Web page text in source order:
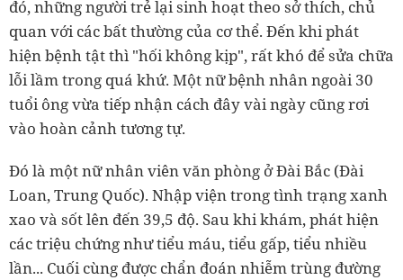
đó, những người trẻ lại sinh hoạt theo sở thích, chủ
quan với các bất thường của cơ thể. Đến khi phát
hiện bệnh tật thì "hối không kịp", rất khó để sửa chữa
lỗi lầm trong quá khứ. Một nữ bệnh nhân ngoài 30
tuổi ông vừa tiếp nhận cách đây vài ngày cũng rơi
vào hoàn cảnh tương tự.
Đó là một nữ nhân viên văn phòng ở Đài Bắc (Đài
Loan, Trung Quốc). Nhập viện trong tình trạng xanh
xao và sốt lên đến 39,5 độ. Sau khi khám, phát hiện
các triệu chứng như tiểu máu, tiểu gấp, tiểu nhiều
lần... Cuối cùng được chẩn đoán nhiễm trùng đường